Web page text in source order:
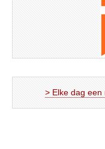
> Elke dag een